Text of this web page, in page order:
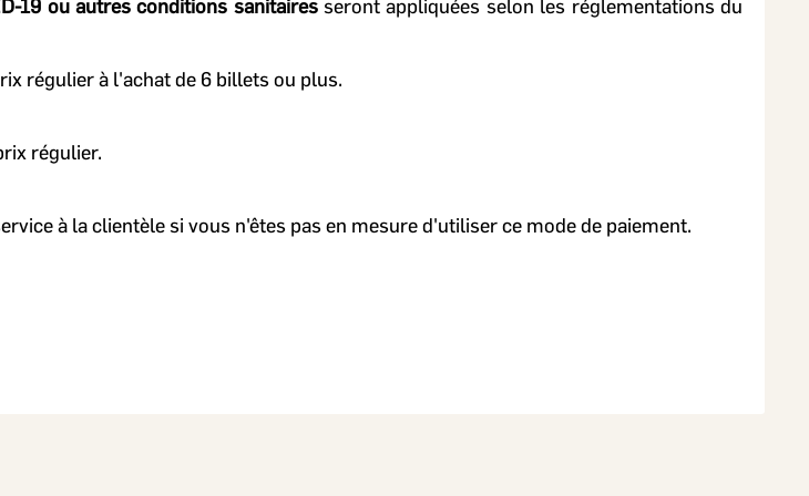
19 ou autres conditions sanitairesseront appliquées selon les réglementations du
régulier à l'achat de 6 billets ou plus.
régulier.
à la clientèle si vous n'êtes pas en mesure d'utiliser ce mode de paiement.